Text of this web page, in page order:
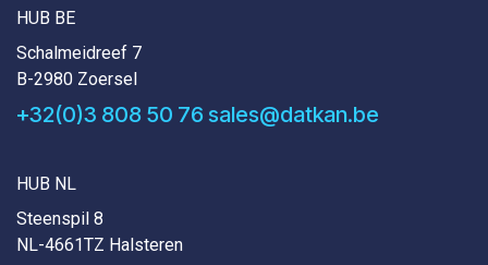
HUB BE
Schalmeidreef 7
B-2980 Zoersel
+32(0)3 808 50 76 sales@datkan.be
HUB NL
Steenspil 8
NL-4661TZ Halsteren